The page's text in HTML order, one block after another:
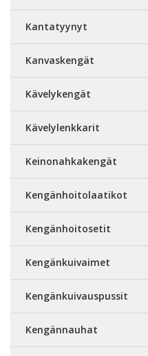
Kantatyynyt
Kanvaskengät
Kävelykengät
Kävelylenkkarit
Keinonahkakengät
Kengänhoitolaatikot
Kengänhoitosetit
Kengänkuivaimet
Kengänkuivauspussit
Kengännauhat